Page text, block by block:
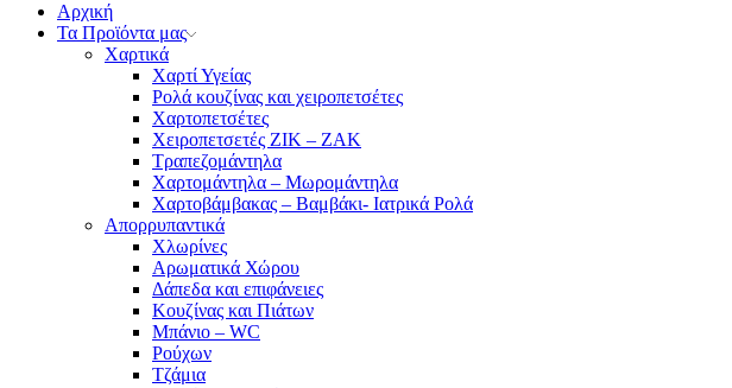
Αρχική
Τα Προϊόντα μας
Χαρτικά
Χαρτί Υγείας
Ρολά κουζίνας και χειροπετσέτες
Χαρτοπετσέτες
Χειροπετσετές ΖΙΚ – ΖΑΚ
Τραπεζομάντηλα
Χαρτομάντηλα – Μωρομάντηλα
Χαρτοβάμβακας – Βαμβάκι- Ιατρικά Ρολά
Απορρυπαντικά
Χλωρίνες
Αρωματικά Χώρου
Δάπεδα και επιφάνειες
Κουζίνας και Πιάτων
Μπάνιο – WC
Ρούχων
Τζάμια